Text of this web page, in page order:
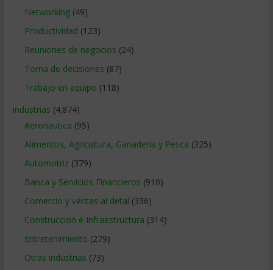
Networking(49)
Productividad (123)
Reuniones de negocios (24)
Toma de decisiones (87)
Trabajo en equipo (118)
Industrias (4.874)
Aeronautica (95)
Alimentos, Agricultura, Ganaderia y Pesca (325)
Automotriz(379)
Banca y Servicios Financieros (910)
Comercio y ventas al detal (336)
Construccion e Infraestructura (314)
Entretenimiento (279)
Otras industrias (73)